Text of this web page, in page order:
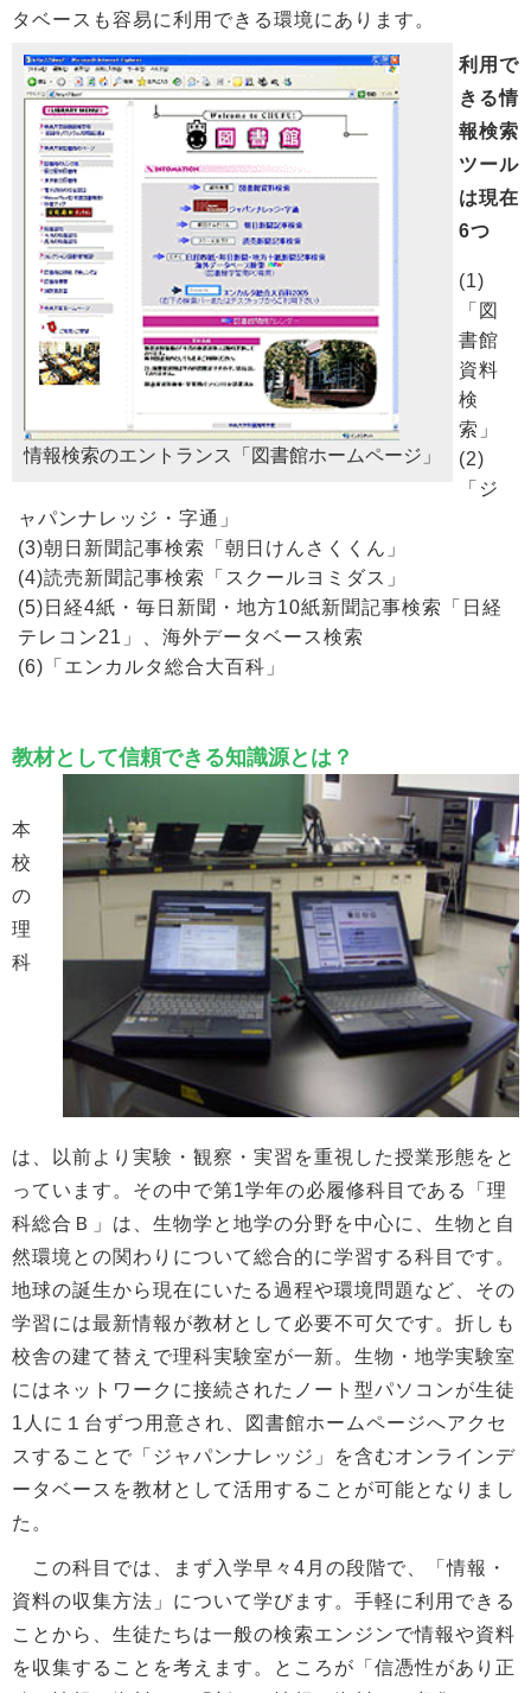
タベースも容易に利用できる環境にあります。
情報検索のエントランス「図書館ホームページ」
利用で
きる情
報検索
ツール
は現在
6つ
(1)
「図
書館
資料
検
索」
(2)
「ジ
ャパンナレッジ・字通」
(3)朝日新聞記事検索「朝日けんさくくん」
(4)読売新聞記事検索「スクールヨミダス」
(5)日経4紙・毎日新聞・地方10紙新聞記事検索「日経
テレコン21」、海外データベース検索
(6)「エンカルタ総合大百科」
教材として信頼できる知識源とは？
本
校
の
理
科
は、以前より実験・観察・実習を重視した授業形態をと
っています。その中で第1学年の必履修科目である「理
科総合Ｂ」は、生物学と地学の分野を中心に、生物と自
然環境との関わりについて総合的に学習する科目です。
地球の誕生から現在にいたる過程や環境問題など、その
学習には最新情報が教材として必要不可欠です。折しも
校舎の建て替えで理科実験室が一新。生物・地学実験室
にはネットワークに接続されたノート型パソコンが生徒
1人に１台ずつ用意され、図書館ホームページへアクセ
スすることで「ジャパンナレッジ」を含むオンラインデ
ータベースを教材として活用することが可能となりまし
た。
この科目では、まず入学早々4月の段階で、「情報・
資料の収集方法」について学びます。手軽に利用できる
ことから、生徒たちは一般の検索エンジンで情報や資料
を収集することを考えます。ところが「信憑性があり正